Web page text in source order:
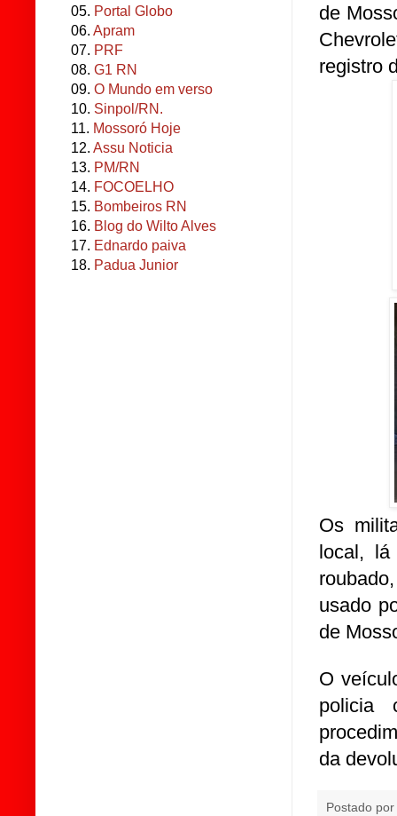
de
registro
Os
local, lá
usado
de
O
policia
da
Postado por
05. Portal Globo
06. Apram
07. PRF
08. G1 RN
09. O Mundo em verso
10. Sinpol/RN.
11. Mossoró Hoje
12. Assu Noticia
13. PM/RN
14. FOCOELHO
15. Bombeiros RN
16. Blog do Wilto Alves
17. Ednardo paiva
18. Padua Junior